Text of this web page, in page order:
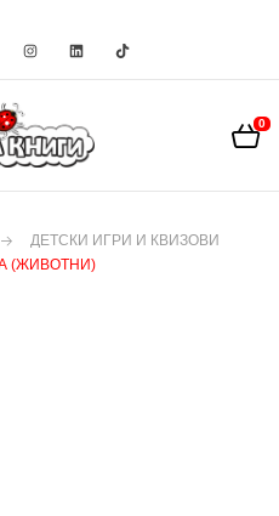
0
ДЕТСКИ ИГРИ И КВИЗОВИ
(ЖИВОТНИ)